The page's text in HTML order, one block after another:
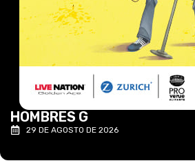
HOMBRES G
29 DE AGOSTO DE 2026